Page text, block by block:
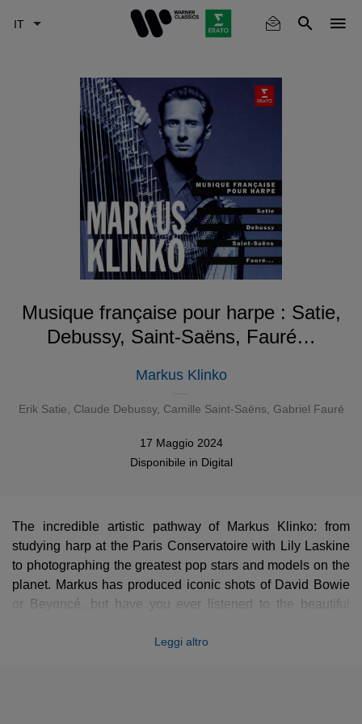
Musique française pour harpe : Satie,
Debussy, Saint-Saëns, Fauré…
Markus Klinko
Erik Satie Claude Debussy, Camille Saint-Saëns Gabriel Fauré
17 Maggio 2024
Disponibile in Digital
The incredible artistic pathway of Markus Klinko: from
studying harp at the Paris Conservatoire with Lily Laskine
to photographing the greatest pop stars and models on the
planet. Markus has produced iconic shots of David Bowie
or Beyoncé, but have you ever listened to the beautiful
him to redirect his career, he gave two exquisite recitals
Leggi altro